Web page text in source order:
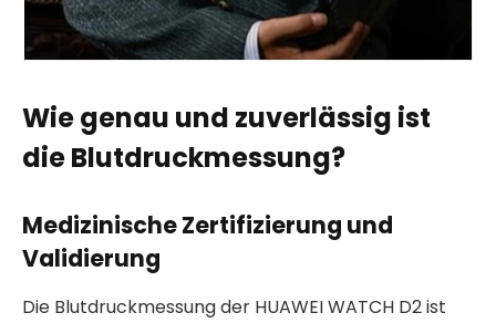
Wie genau und zuverlässig ist
die Blutdruckmessung?
Medizinische Zertifizierung und
Validierung
Die Blutdruckmessung der HUAWEI WATCH D2 ist